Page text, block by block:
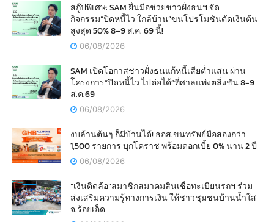
สกู๊ปพิเศษ: SAM ยื่นมือช่วยชาวฝั่งธนฯ จัด
กิจกรรม“ปิดหนี้ไว ใกล้บ้าน”ขนโปรโมชันตัดเงินต้น
สูงสุด 50% 8–9 ส.ค. 69 นี้!
06/08/2026
SAM เปิดโอกาสชาวฝั่งธนแก้หนี้เสียต่ำแสน ผ่าน
โครงการ“ปิดหนี้ไว ไปต่อได้”ที่ศาลแพ่งตลิ่งชัน 8-9
ส.ค.69
06/08/2026
งบล้านต้นๆ ก็มีบ้านได้! ธอส.ขนทรัพย์มือสองกว่า
1,500 รายการ บุกโคราช พร้อมดอกเบี้ย 0% นาน 2 ปี
06/08/2026
“เงินติดล้อ”สมาชิกสมาคมสินเชื่อทะเบียนรถฯ ร่วม
ส่งเสริมความรู้ทางการเงิน ให้ชาวชุมชนบ้านน้ำใส
จ.ร้อยเอ็ด